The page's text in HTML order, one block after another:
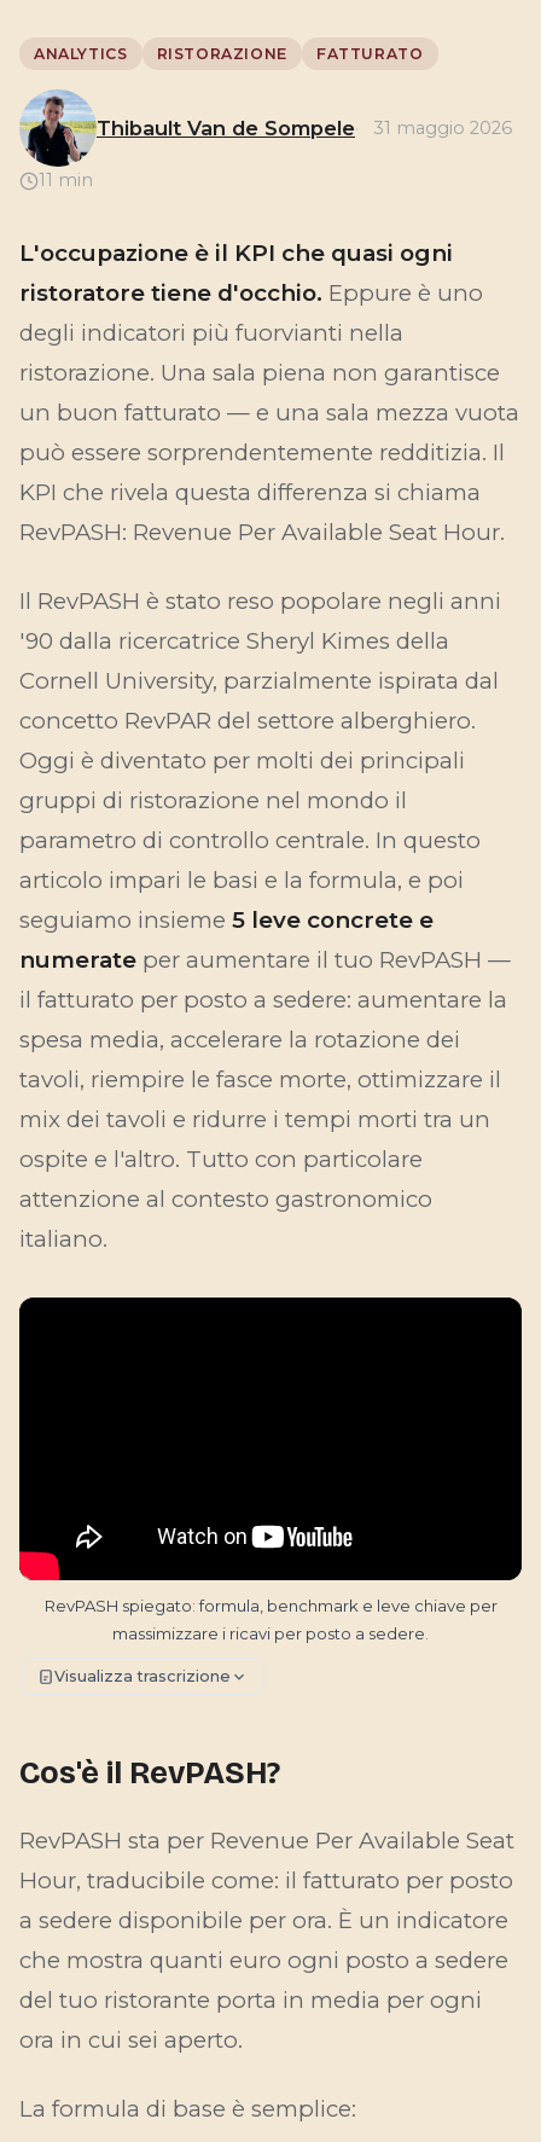
ANALYTICS RISTORAZIONE FATTURATO
Thibault Van de Sompele 31 maggio 2026
11 min
L'occupazione è il KPI che quasi ogni
ristoratore tiene d'occhio. Eppure è uno
degli indicatori più fuorvianti nella
ristorazione. Una sala piena non garantisce
un buon fatturato — e una sala mezza vuota
può essere sorprendentemente redditizia. Il
KPI che rivela questa differenza si chiama
RevPASH: Revenue Per Available Seat Hour.
Il RevPASH è stato reso popolare negli anni
'90 dalla ricercatrice Sheryl Kimes della
Cornell University, parzialmente ispirata dal
concetto RevPAR del settore alberghiero.
Oggi è diventato per molti dei principali
gruppi di ristorazione nel mondo il
parametro di controllo centrale. In questo
articolo impari le basi e la formula, e poi
seguiamo insieme 5 leve concrete e
numerate per aumentare il tuo RevPASH —
il fatturato per posto a sedere: aumentare la
spesa media, accelerare la rotazione dei
tavoli, riempire le fasce morte, ottimizzare il
mix dei tavoli e ridurre i tempi morti tra un
ospite e l'altro. Tutto con particolare
attenzione al contesto gastronomico
italiano.
RevPASH spiegato: formula, benchmark e leve chiave per
massimizzare i ricavi per posto a sedere.
Visualizza trascrizione
Cos'è il RevPASH?
RevPASH sta per Revenue Per Available Seat
Hour, traducibile come: il fatturato per posto
a sedere disponibile per ora. È un indicatore
che mostra quanti euro ogni posto a sedere
del tuo ristorante porta in media per ogni
ora in cui sei aperto.
La formula di base è semplice: